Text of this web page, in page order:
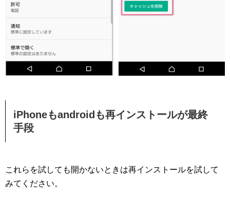
iPhoneもandroidも再インストールが最終
手段
これらを試しても開かないときは再インストールを試して
みてください。